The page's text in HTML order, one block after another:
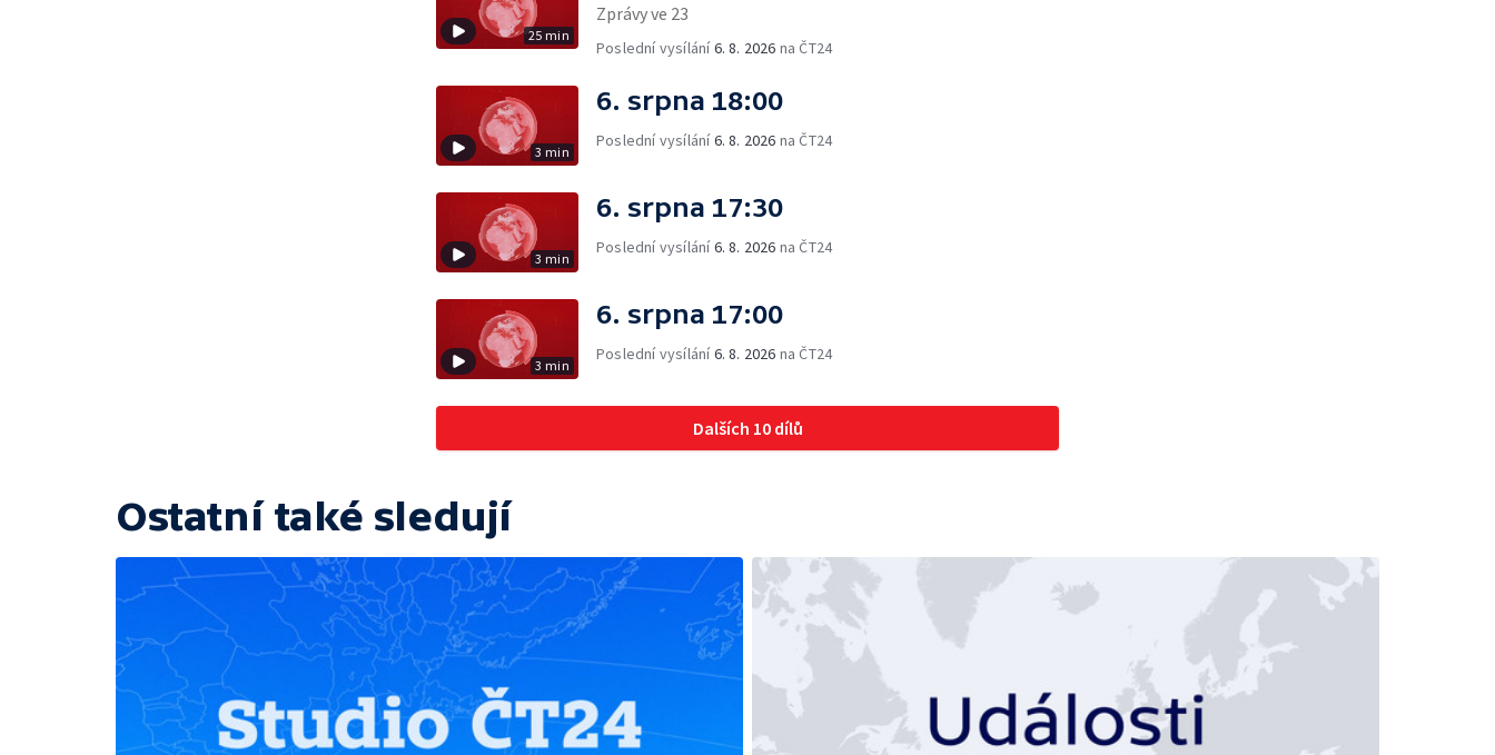
25 min
Zprávy ve 23
Poslední vysílání6. 8. 2026 na ČT24
3 min
6. srpna 18:00
Poslední vysílání6. 8. 2026 na ČT24
3 min
6. srpna 17:30
Poslední vysílání6. 8. 2026 na ČT24
3 min
6. srpna 17:00
Poslední vysílání6. 8. 2026 na ČT24
Dalších 10 dílů
Ostatní také sledují